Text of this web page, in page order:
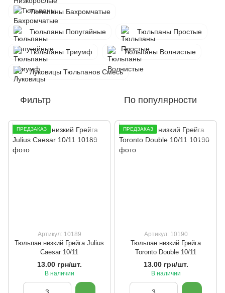
Тюльпаны Бахромчатые
Тюльпаны Попугайные Тюльпаны Простые
Тюльпаны Триумф Тюльпаны Волнистые
Луковицы Тюльпанов Смесь
Фильтр По популярности
ПРЕДЗАКАЗ
Артикул: 10189
Тюльпан низкий Грейга Julius
Caesar 10/11
13.00 грн/шт.
В наличии
ПРЕДЗАКАЗ
Артикул: 10190
Тюльпан низкий Грейга
Toronto Double 10/11
13.00 грн/шт.
В наличии